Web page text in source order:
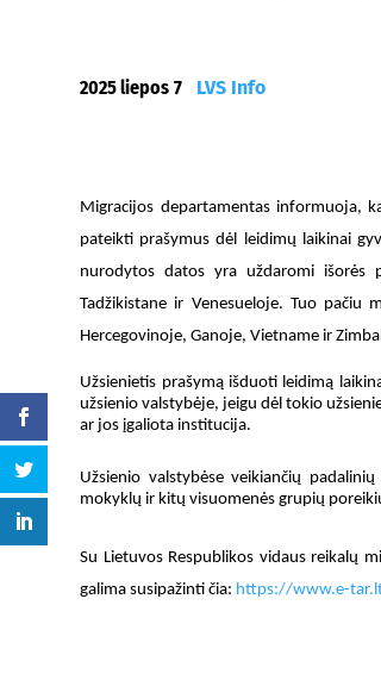
2025 liepos 7 LVS Info
Migracijos departamentas informuoja,
pateikti prašymus dėl leidimų laikinai
nurodytos datos yra uždaromi išorės
Tadžikistane ir Venesueloje. Tuo pačiu
Hercegovinoje, Ganoje, Vietname ir
Užsienietis prašymą išduoti leidimą
užsienio valstybėje, jeigu dėl tokio
ar jos įgaliota institucija.
Užsienio valstybėse veikiančių
mokyklų ir kitų visuomenės grupių
Su Lietuvos Respublikos vidaus reikalų
galima susipažinti čia: https://www.e-